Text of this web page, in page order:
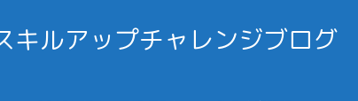
キルアップチャレンジブログ